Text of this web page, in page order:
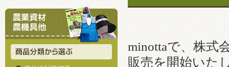
minottaで、株式
販売を開始いた